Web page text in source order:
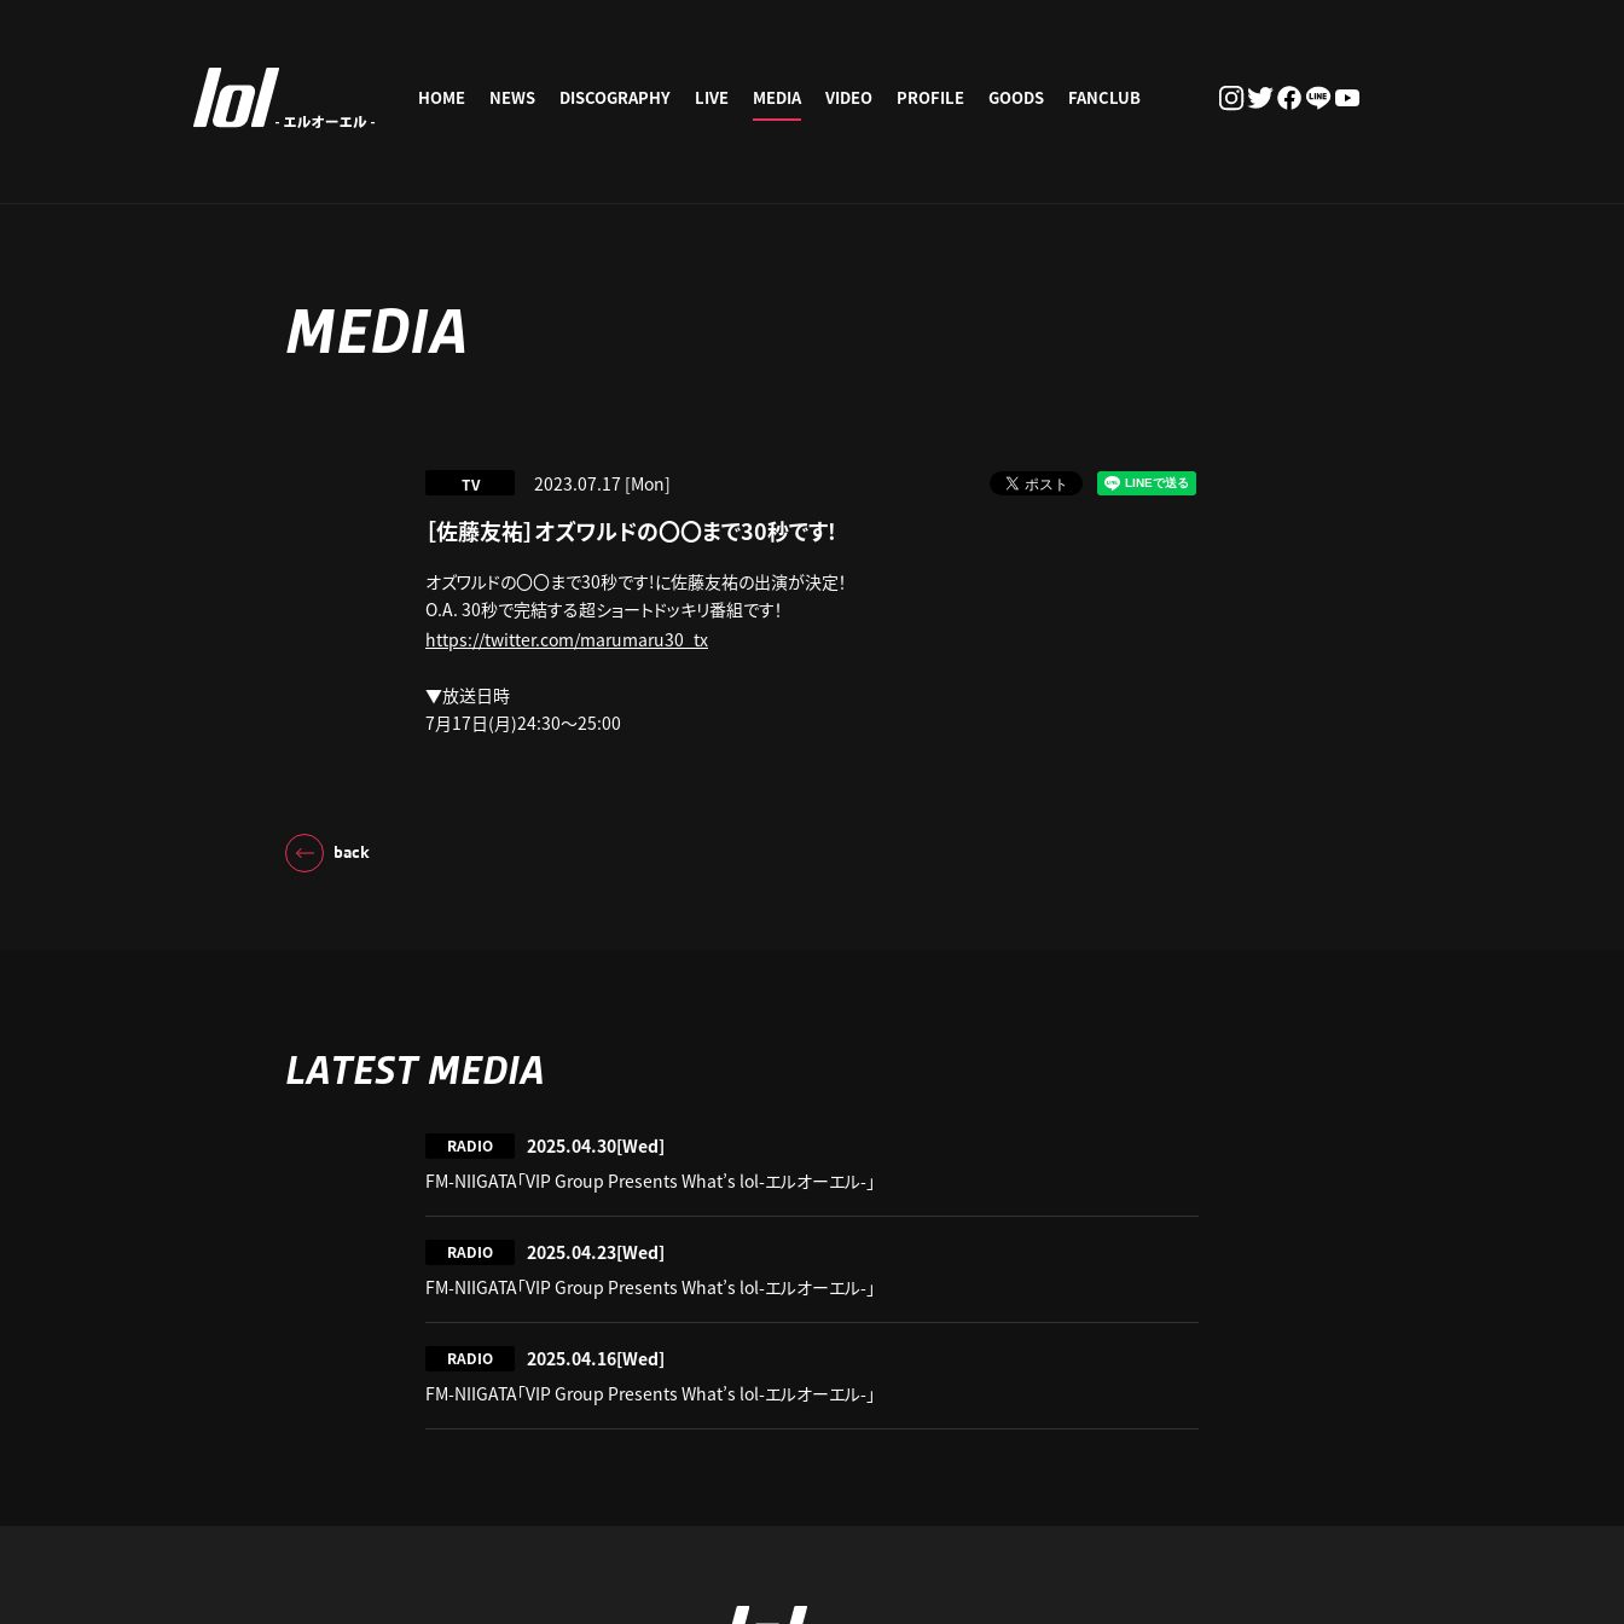
HOME NEWS DISCOGRAPHY LIVE MEDIA VIDEO PROFILE GOODS FANCLUB
MEDIA
2023.07.17 [Mon]
TV
［佐藤友祐］オズワルドの〇〇まで30秒です!
オズワルドの〇〇まで30秒です!に佐藤友祐の出演が決定！
O.A. 30秒で完結する超ショートドッキリ番組です！
https://twitter.com/marumaru30_tx
▼放送日時
7月17日(月)24:30～25:00
back
LATEST MEDIA
RADIO 2025.04.30[Wed]
FM-NIIGATA「VIP Group Presents What’s lol-エルオーエル-」
RADIO 2025.04.23[Wed]
FM-NIIGATA「VIP Group Presents What’s lol-エルオーエル-」
RADIO 2025.04.16[Wed]
FM-NIIGATA「VIP Group Presents What’s lol-エルオーエル-」